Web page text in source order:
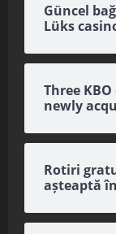
Güncel
Lüks
Three
newly
Rotiri
așteaptă